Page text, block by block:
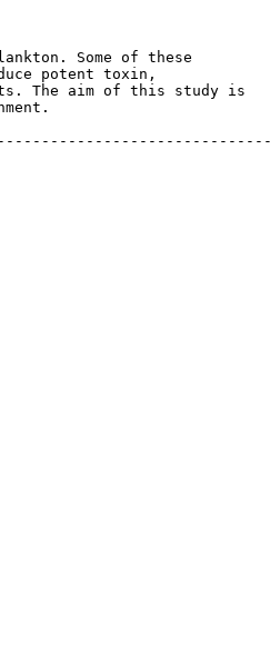
Some of these
potent toxin,
The aim of this study is